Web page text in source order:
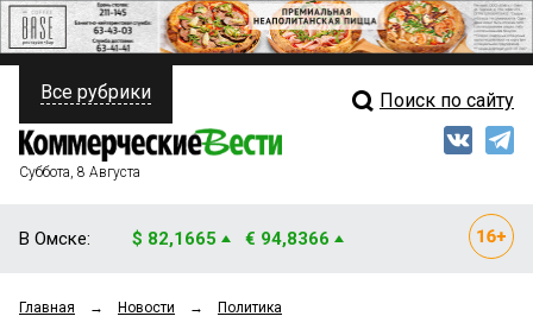
ПОЛИТИКА
ФИНАНСЫ
ОБЩЕСТВО
Свежий выпуск
Все рубрики Поиск по сайту
Суббота, 8 Августа
В Омске: $ 82,1665 € 94,8366
Главная → Новости → Политика